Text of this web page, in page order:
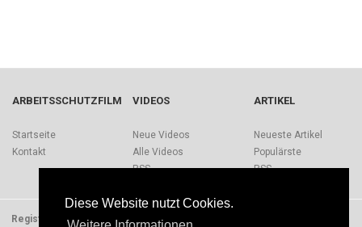
Diese Website nutzt Cookies.
ARBEITSSCHUTZFILM
Startseite
Kontakt
VIDEOS
Neue Videos
Alle Videos
RSS
ARTIKEL
Neueste Artikel
Populärste
RSS
Registrieren Impressum Quellen